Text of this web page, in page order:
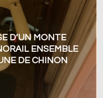
D’UN MONTE
ENSEMBLE
DE CHINON